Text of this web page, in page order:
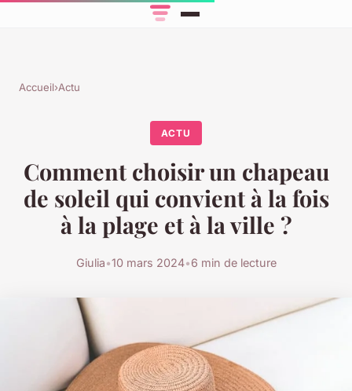
Accueil›Actu
ACTU
Comment choisir un chapeau
de soleil qui convient à la fois
à la plage et à la ville ?
Giulia•10 mars 2024•6 min de lecture